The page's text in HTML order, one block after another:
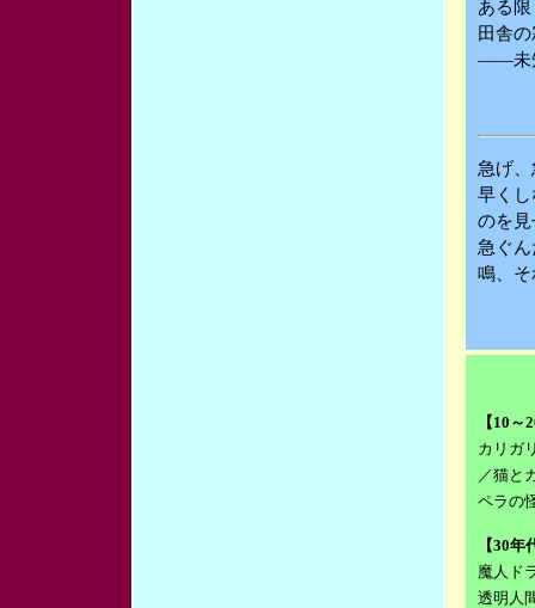
ある
田舎
――未
急げ
早く
のを
急ぐ
鳴、
【10～
カリガ
／猫と
ペラの
【30年
魔人ド
透明人